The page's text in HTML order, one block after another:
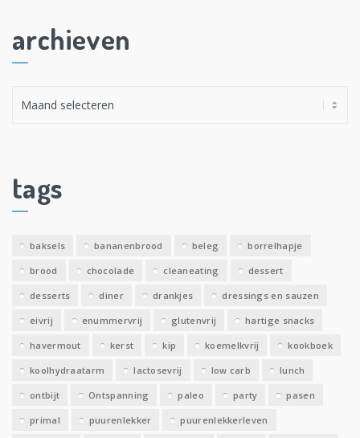
archieven
e
v
tags
baksels bananenbrood beleg borrelhapje
brood chocolade cleaneating dessert
desserts diner drankjes dressings en sauzen
eivrij enummervrij glutenvrij hartige snacks
havermout kerst kip koemelkvrij kookboek
koolhydraatarm lactosevrij low carb lunch
ontbijt Ontspanning paleo party pasen
primal puurenlekker puurenlekkerleven